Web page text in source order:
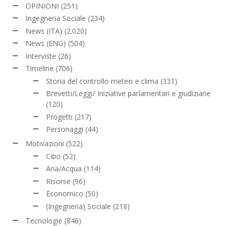
OPINIONI (251)
Ingegneria Sociale (234)
News (ITA) (2.020)
News (ENG) (504)
Interviste (26)
Timeline (706)
Storia del controllo meteo e clima (331)
Brevetti/Leggi/ Iniziative parlamentari e giudiziarie
(120)
Progetti (217)
Personaggi (44)
Motivazioni (522)
Cibo (52)
Aria/Acqua (114)
Risorse (96)
Economico (50)
(Ingegneria) Sociale (218)
Tecnologie (846)